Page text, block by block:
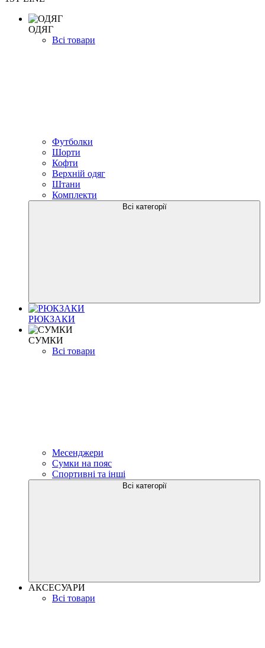
ОДЯГ
Всі товари
Футболки
Шорти
Кофти
Верхній одяг
Штани
Комплекти
Всі категорії
РЮКЗАКИ
СУМКИ
Всі товари
Месенджери
Сумки на пояс
Спортивні та інші
Всі категорії
АКСЕСУАРИ
Всі товари